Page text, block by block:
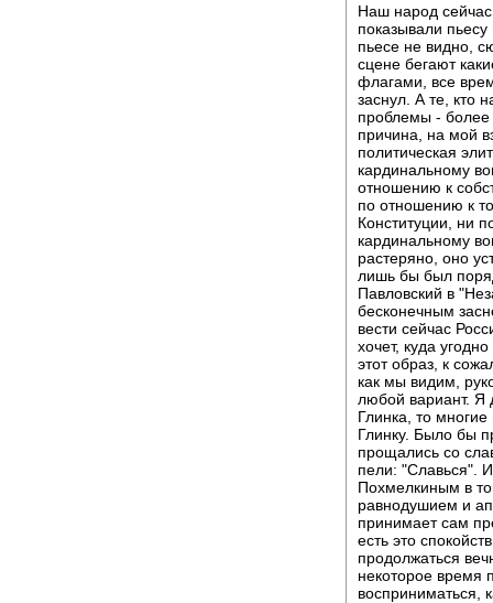
Наш народ
показывали
пьесе не видно,
сцене бегают
флагами, все
заснул. А те, кто
проблемы - более
причина, на мой
политическая
кардинальному
отношению к
по отношению к
Конституции, ни
кардинальному
растеряно, оно
лишь бы был
Павловский в
бесконечным
вести сейчас
хочет, куда
этот образ, к
как мы видим,
любой вариант. Я
Глинка, то
Глинку. Было бы
прощались со
пели: "Славься".
Похмелкиным в
равнодушием и
принимает сам
есть это
продолжаться
некоторое время
восприниматься,